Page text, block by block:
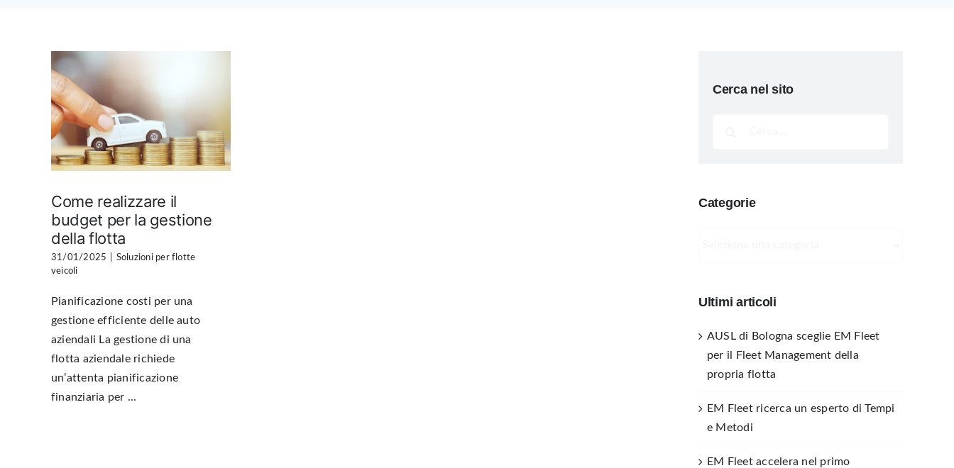
Come realizzare il
budget per la gestione
della flotta
31/01/2025
Soluzioni per flotte
veicoli
Pianificazione costi per una
gestione efficiente delle auto
aziendali La gestione di una
flotta aziendale richiede
un’attenta pianificazione
finanziaria per ...
Cerca nel sito
Categorie
Ultimi articoli
AUSL di Bologna sceglie EM Fleet
per il Fleet Management della
propria flotta
EM Fleet ricerca un esperto di Tempi
e Metodi
EM Fleet accelera nel primo